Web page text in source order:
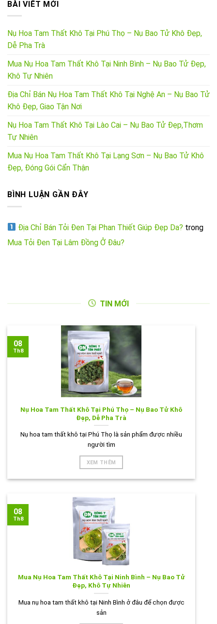
BÀI VIẾT MỚI
Nụ Hoa Tam Thất Khô Tại Phú Thọ – Nụ Bao Tử Khô Đẹp,
Dễ Pha Trà
Mua Nụ Hoa Tam Thất Khô Tại Ninh Bình – Nụ Bao Tử Đẹp,
Khô Tự Nhiên
Địa Chỉ Bán Nụ Hoa Tam Thất Khô Tại Nghệ An – Nụ Bao Tử
Khô Đẹp, Giao Tận Nơi
Nụ Hoa Tam Thất Khô Tại Lào Cai – Nụ Bao Tử Đẹp,Thơm
Tự Nhiên
Mua Nụ Hoa Tam Thất Khô Tại Lạng Sơn – Nụ Bao Tử Khô
Đẹp, Đóng Gói Cẩn Thận
BÌNH LUẬN GẦN ĐÂY
Địa Chỉ Bán Tỏi Đen Tại Phan Thiết Giúp Đẹp Da? trong
Mua Tỏi Đen Tại Lâm Đồng Ở Đâu?
TIN MỚI
Nụ Hoa Tam Thất Khô Tại Phú Thọ – Nụ Bao Tử Khô
Đẹp, Dễ Pha Trà
Nụ hoa tam thất khô tại Phú Thọ là sản phẩm được nhiều
người tìm
XEM THÊM
08
Th8
Mua Nụ Hoa Tam Thất Khô Tại Ninh Bình – Nụ Bao Tử
Đẹp, Khô Tự Nhiên
Mua nụ hoa tam thất khô tại Ninh Bình ở đâu để chọn được
sản
08
Th8